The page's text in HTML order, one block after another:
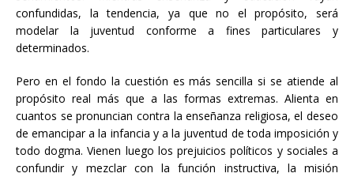
confundidas, la tendencia, ya que no el propósito, será
modelar la juventud conforme a fines particulares y
determinados.
Pero en el fondo la cuestión es más sencilla si se atiende al
propósito real más que a las formas extremas. Alienta en
cuantos se pronuncian contra la enseñanza religiosa, el deseo
de emancipar a la infancia y a la juventud de toda imposición y
todo dogma. Vienen luego los prejuicios políticos y sociales a
confundir y mezclar con la función instructiva, la misión